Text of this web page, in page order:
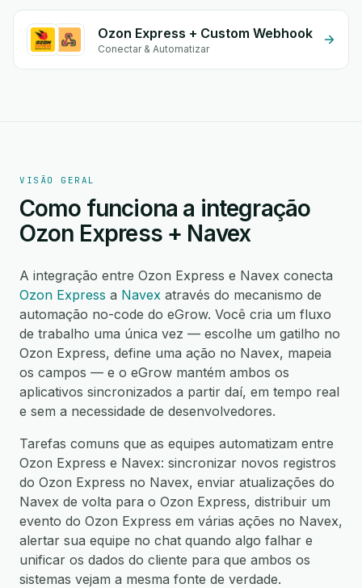
Ozon Express + Custom Webhook
Conectar & Automatizar
VISÃO GERAL
Como funciona a integração
Ozon Express + Navex
A integração entre Ozon Express e Navex conecta
Ozon Express a Navex através do mecanismo de
automação no-code do eGrow. Você cria um fluxo
de trabalho uma única vez — escolhe um gatilho no
Ozon Express, define uma ação no Navex, mapeia
os campos — e o eGrow mantém ambos os
aplicativos sincronizados a partir daí, em tempo real
e sem a necessidade de desenvolvedores.
Tarefas comuns que as equipes automatizam entre
Ozon Express e Navex: sincronizar novos registros
do Ozon Express no Navex, enviar atualizações do
Navex de volta para o Ozon Express, distribuir um
evento do Ozon Express em várias ações no Navex,
alertar sua equipe no chat quando algo falhar e
unificar os dados do cliente para que ambos os
sistemas vejam a mesma fonte de verdade.